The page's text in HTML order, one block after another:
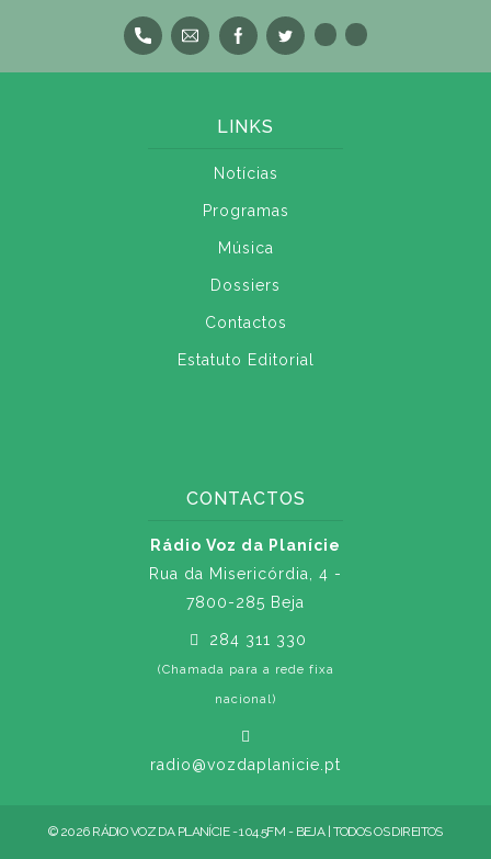
LINKS
Notícias
Programas
Música
Dossiers
Contactos
Estatuto Editorial
CONTACTOS
Rádio Voz da Planície
Rua da Misericórdia, 4 -
7800-285 Beja
284 311 330
(Chamada para a rede fixa
nacional)
radio@vozdaplanicie.pt
© 2026 RÁDIO VOZ DA PLANÍCIE - 104.5FM - BEJA | TODOS OS DIREITOS